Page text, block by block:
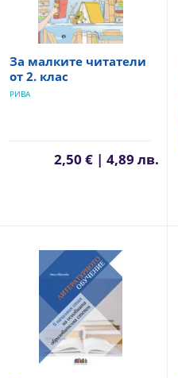
За малките читатели
от 2. клас
РИВА
2,50 € | 4,89 лв.